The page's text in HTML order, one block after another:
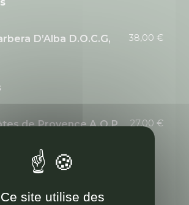
D’Alba D.O.C.G,
38,00 €
de Provence A.O.P
27,00 €
Ce site utilise des